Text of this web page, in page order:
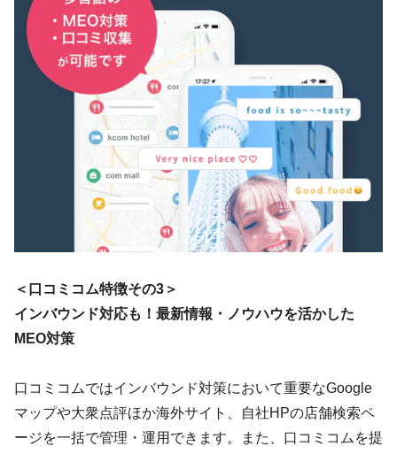
＜口コミコム特徴その3＞
インバウンド対応も！最新情報・ノウハウを活かした
MEO対策
口コミコムではインバウンド対策において重要なGoogle
マップや大衆点評ほか海外サイト、自社HPの店舗検索ペ
ージを一括で管理・運用できます。また、口コミコムを提